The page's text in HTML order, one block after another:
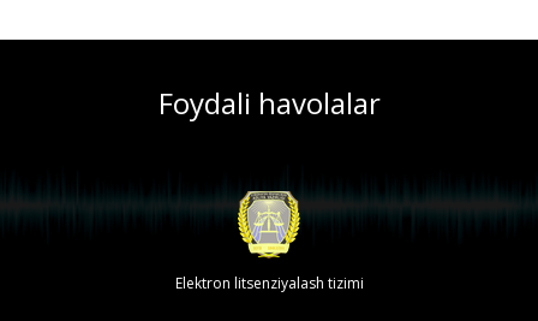
Foydali havolalar
Elektron litsenziyalash tizimi